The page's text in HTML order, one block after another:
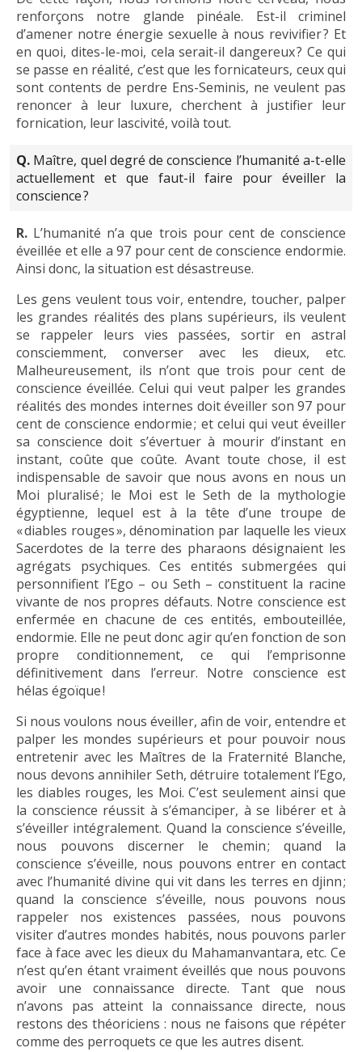
renforçons notre glande pinéale. Est-il criminel
d’amener notre énergie sexuelle à nous revivifier ? Et
en quoi, dites-le-moi, cela serait-il dangereux ? Ce qui
se passe en réalité, c’est que les fornicateurs, ceux qui
sont contents de perdre Ens-Seminis, ne veulent pas
renoncer à leur luxure, cherchent à justifier leur
fornication, leur lascivité, voilà tout.
Q. Maître, quel degré de conscience l’humanité a-t-elle
actuellement et que faut-il faire pour éveiller la
conscience ?
R. L’humanité n’a que trois pour cent de conscience
éveillée et elle a 97 pour cent de conscience endormie.
Ainsi donc, la situation est désastreuse.
Les gens veulent tous voir, entendre, toucher, palper
les grandes réalités des plans supérieurs, ils veulent
se rappeler leurs vies passées, sortir en astral
consciemment, converser avec les dieux, etc.
Malheureusement, ils n’ont que trois pour cent de
conscience éveillée. Celui qui veut palper les grandes
réalités des mondes internes doit éveiller son 97 pour
cent de conscience endormie ; et celui qui veut éveiller
sa conscience doit s’évertuer à mourir d’instant en
instant, coûte que coûte. Avant toute chose, il est
indispensable de savoir que nous avons en nous un
Moi pluralisé ; le Moi est le Seth de la mythologie
égyptienne, lequel est à la tête d’une troupe de
« diables rouges », dénomination par laquelle les vieux
Sacerdotes de la terre des pharaons désignaient les
agrégats psychiques. Ces entités submergées qui
personnifient l’Ego – ou Seth – constituent la racine
vivante de nos propres défauts. Notre conscience est
enfermée en chacune de ces entités, embouteillée,
endormie. Elle ne peut donc agir qu’en fonction de son
propre conditionnement, ce qui l’emprisonne
définitivement dans l’erreur. Notre conscience est
hélas égoïque !
Si nous voulons nous éveiller, afin de voir, entendre et
palper les mondes supérieurs et pour pouvoir nous
entretenir avec les Maîtres de la Fraternité Blanche,
nous devons annihiler Seth, détruire totalement l’Ego,
les diables rouges, les Moi. C’est seulement ainsi que
la conscience réussit à s’émanciper, à se libérer et à
s’éveiller intégralement. Quand la conscience s’éveille,
nous pouvons discerner le chemin ; quand la
conscience s’éveille, nous pouvons entrer en contact
avec l’humanité divine qui vit dans les terres en djinn ;
quand la conscience s’éveille, nous pouvons nous
rappeler nos existences passées, nous pouvons
visiter d’autres mondes habités, nous pouvons parler
face à face avec les dieux du Mahamanvantara, etc. Ce
n’est qu’en étant vraiment éveillés que nous pouvons
avoir une connaissance directe. Tant que nous
n’avons pas atteint la connaissance directe, nous
restons des théoriciens : nous ne faisons que répéter
comme des perroquets ce que les autres disent.